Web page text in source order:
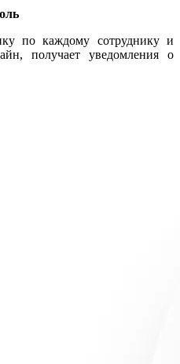
по каждому сотруднику и
получает уведомления о